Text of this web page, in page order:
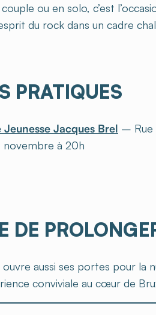
ou en solo, c’est
du rock dans un cadre
PRATIQUES
Jacques Brel – Rue
novembre à 20h
DE
ouvre aussi ses portes pour
conviviale au cœur de